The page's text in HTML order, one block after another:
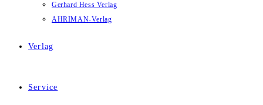
Gerhard Hess Verlag
AHRIMAN-Verlag
Verlag
Service